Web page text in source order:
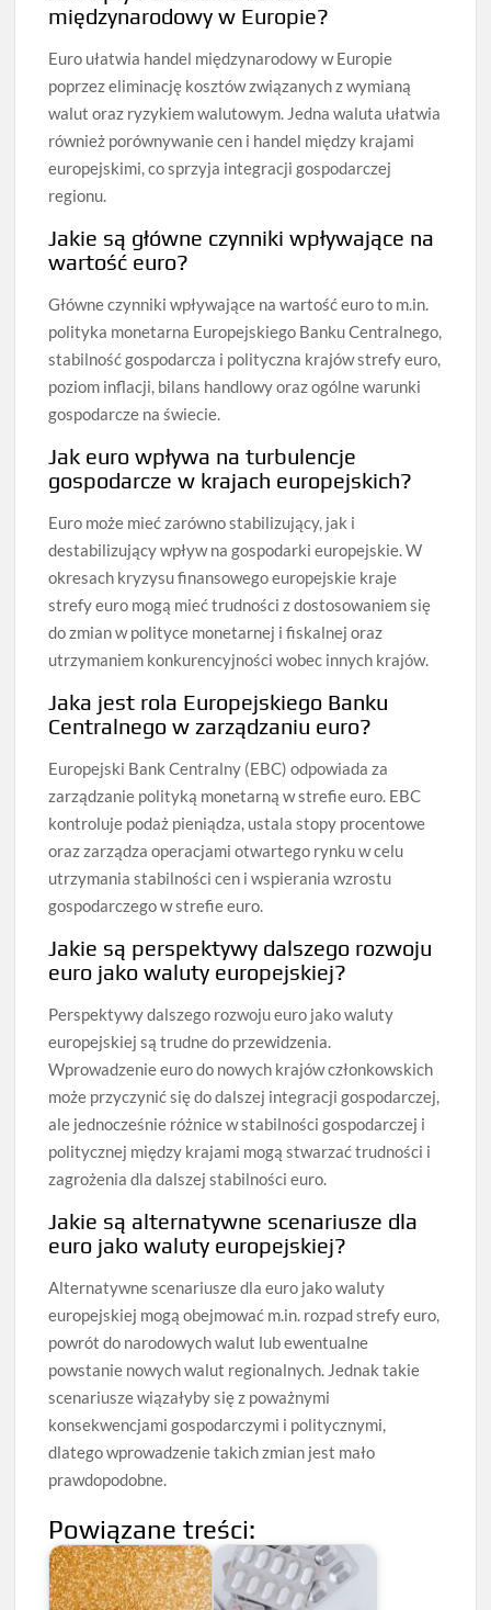
międzynarodowy w Europie?
Euro ułatwia handel międzynarodowy w Europie
poprzez eliminację kosztów związanych z wymianą
walut oraz ryzykiem walutowym. Jedna waluta ułatwia
również porównywanie cen i handel między krajami
europejskimi, co sprzyja integracji gospodarczej
regionu.
Jakie są główne czynniki wpływające na
wartość euro?
Główne czynniki wpływające na wartość euro to m.in.
polityka monetarna Europejskiego Banku Centralnego,
stabilność gospodarcza i polityczna krajów strefy euro,
poziom inflacji, bilans handlowy oraz ogólne warunki
gospodarcze na świecie.
Jak euro wpływa na turbulencje
gospodarcze w krajach europejskich?
Euro może mieć zarówno stabilizujący, jak i
destabilizujący wpływ na gospodarki europejskie. W
okresach kryzysu finansowego europejskie kraje
strefy euro mogą mieć trudności z dostosowaniem się
do zmian w polityce monetarnej i fiskalnej oraz
utrzymaniem konkurencyjności wobec innych krajów.
Jaka jest rola Europejskiego Banku
Centralnego w zarządzaniu euro?
Europejski Bank Centralny (EBC) odpowiada za
zarządzanie polityką monetarną w strefie euro. EBC
kontroluje podaż pieniądza, ustala stopy procentowe
oraz zarządza operacjami otwartego rynku w celu
utrzymania stabilności cen i wspierania wzrostu
gospodarczego w strefie euro.
Jakie są perspektywy dalszego rozwoju
euro jako waluty europejskiej?
Perspektywy dalszego rozwoju euro jako waluty
europejskiej są trudne do przewidzenia.
Wprowadzenie euro do nowych krajów członkowskich
może przyczynić się do dalszej integracji gospodarczej,
ale jednocześnie różnice w stabilności gospodarczej i
politycznej między krajami mogą stwarzać trudności i
zagrożenia dla dalszej stabilności euro.
Jakie są alternatywne scenariusze dla
euro jako waluty europejskiej?
Alternatywne scenariusze dla euro jako waluty
europejskiej mogą obejmować m.in. rozpad strefy euro,
powrót do narodowych walut lub ewentualne
powstanie nowych walut regionalnych. Jednak takie
scenariusze wiązałyby się z poważnymi
konsekwencjami gospodarczymi i politycznymi,
dlatego wprowadzenie takich zmian jest mało
prawdopodobne.
Powiązane treści: